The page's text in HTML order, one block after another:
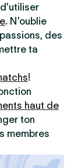
. N'oublie
des
ta
!
haut de
ton
membres